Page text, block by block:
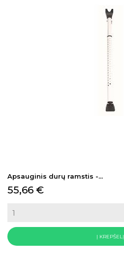
Apsauginis durų ramstis -...
Kaina
55,66 €
Į KREPŠELĮ